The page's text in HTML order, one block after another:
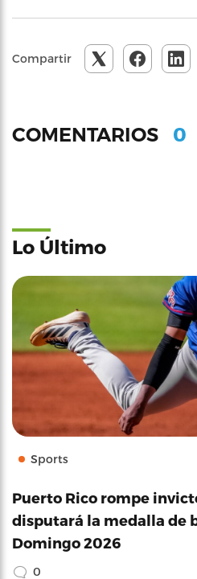
Compartir
COMENTARIOS 0
Lo Último
Sports
Puerto Rico rompe
disputará la medalla de
Domingo 2026
0